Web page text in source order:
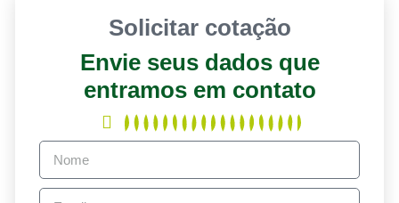
Solicitar cotação
Envie seus dados que
entramos em contato